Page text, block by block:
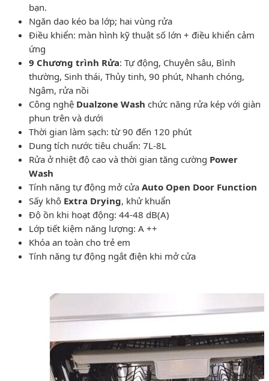
bạn.
Ngăn dao kéo ba lớp; hai vùng rửa
Điều khiển: màn hình kỹ thuật số lớn + điều khiển cảm
ứng
9 Chương trình Rửa: Tự động, Chuyên sâu, Bình
thường, Sinh thái, Thủy tinh, 90 phút, Nhanh chóng,
Ngâm, rửa nồi
Công nghệ Dualzone Wash chức năng rửa kép với giàn
phun trên và dưới
Thời gian làm sạch: từ 90 đến 120 phút
Dung tích nước tiêu chuẩn: 7L-8L
Rửa ở nhiệt độ cao và thời gian tăng cường Power
Wash
Tính năng tự động mở cửa Auto Open Door Function
Sấy khô Extra Drying, khử khuẩn
Độ ồn khi hoạt động: 44-48 dB(A)
Lớp tiết kiệm năng lượng: A ++
Khóa an toàn cho trẻ em
Tính năng tự động ngắt điện khi mở cửa